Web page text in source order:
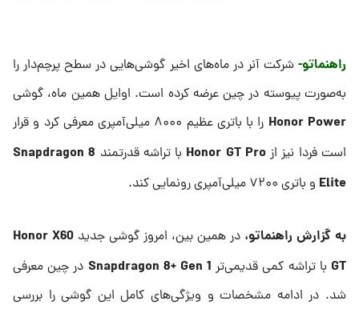
راهنماتو- شرکت آنر در ماه‌های اخیر گوشی‌هایی در سطح پرچم‌دار را
به‌صورت پیوسته در چین عرضه کرده است. اوایل همین ماه، گوشی
Honor Power
را با باتری عظیم ۸۰۰۰ میلی‌آمپری معرفی کرد و قرار
است فردا نیز ازHonor GT Pro با تراشه قدرتمند Snapdragon 8
Elite و باتری ۷۲۰۰ میلی‌آمپری رونمایی کند.
به گزارش راهنماتو، در همین بین، امروز گوشی جدید Honor X60
GT با تراشه کمی قدیمی‌تر Snapdragon 8+ Gen 1 در چین معرفی
شد. در ادامه مشخصات و ویژگی‌های کامل این گوشی را بررسی